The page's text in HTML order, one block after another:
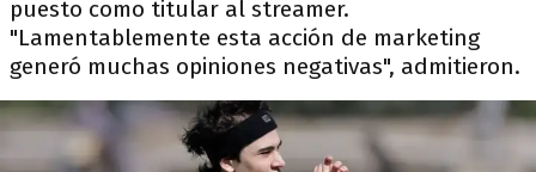
puesto como titular al streamer.
"Lamentablemente esta acción de marketing
generó muchas opiniones negativas", admitieron.